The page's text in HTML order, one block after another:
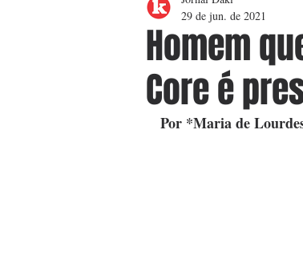
Homem
Core é
29 de jun. de 2021
Por *Maria de